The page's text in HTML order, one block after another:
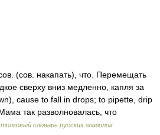
(сов. накапать), что. Перемещать
сверху вниз медленно, капля за
cause to fall in drops; to pipette, drip
так разволновалась, что
словарь русских глаголов